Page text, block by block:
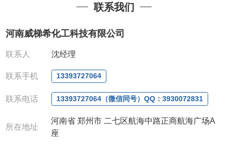
联系我们
河南威梯希化工科技有限公司
联系人 沈经理
联系手机 13393727064
联系电话 13393727064（微信同号）QQ：3930072831
所在地址
河南省 郑州市 二七区航海中路正商航海广场A
座